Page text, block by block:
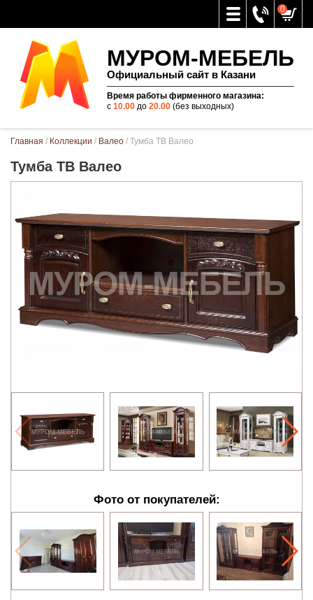
0
МУРОМ-МЕБЕЛЬ
Официальный сайт в Казани
Время работы фирменного магазина:
с 10.00до 20.00(без выходных)
Вы здесь
Главная / Коллекции / Валео / Тумба ТВ Валео
Тумба ТВ Валео
Фото от покупателей: